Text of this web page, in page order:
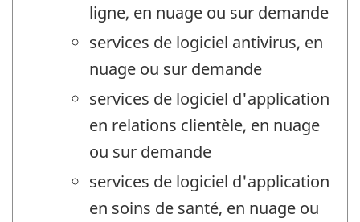
ligne, en nuage ou sur demande
services de logiciel antivirus, en
nuage ou sur demande
services de logiciel d'application
en relations clientèle, en nuage
ou sur demande
services de logiciel d'application
en soins de santé, en nuage ou